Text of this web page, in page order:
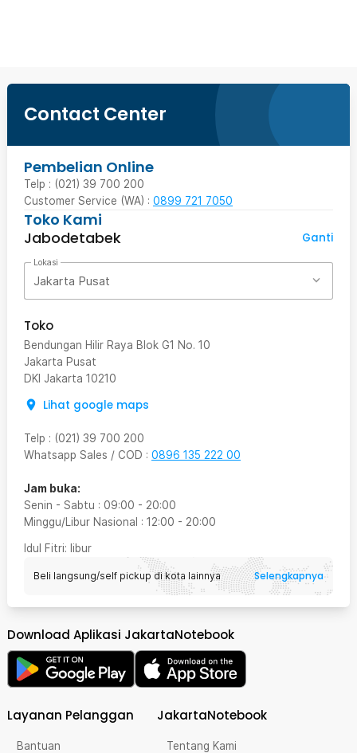
Contact Center
Pembelian Online
Telp : (021) 39 700 200
Customer Service (WA) : 0899 721 7050
Toko Kami
Jabodetabek
Ganti
Lokasi
Jakarta Pusat
Toko
Bendungan Hilir Raya Blok G1 No. 10
Jakarta Pusat
DKI Jakarta 10210
Lihat google maps
Telp : (021) 39 700 200
Whatsapp Sales / COD : 0896 135 222 00
Jam buka:
Senin - Sabtu : 09:00 - 20:00
Minggu/Libur Nasional : 12:00 - 20:00
Idul Fitri: libur
Beli langsung/self pickup di kota lainnya Selengkapnya
Download Aplikasi JakartaNotebook
Layanan Pelanggan
Bantuan
JakartaNotebook
Tentang Kami